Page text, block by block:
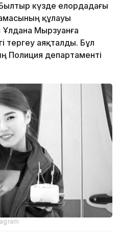
күзде елордадағы
құлауы
Мырзуанға
тергеу аяқталды. Бұл
Полиция департаменті